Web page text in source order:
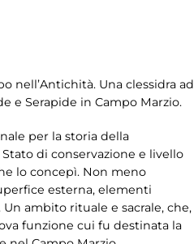
nell’Antichità. Una clessidra ad
e Serapide in Campo Marzio.
per la storia della
di conservazione e livello
lo concepì. Non meno
esterna, elementi
ambito rituale e sacrale, che,
funzione cui fu destinata la